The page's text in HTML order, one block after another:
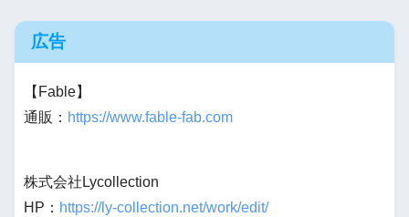
広告
【Fable】
通販： https://www.fable-fab.com
株式会社Lycollection
HP： https://ly-collection.net/work/edit/